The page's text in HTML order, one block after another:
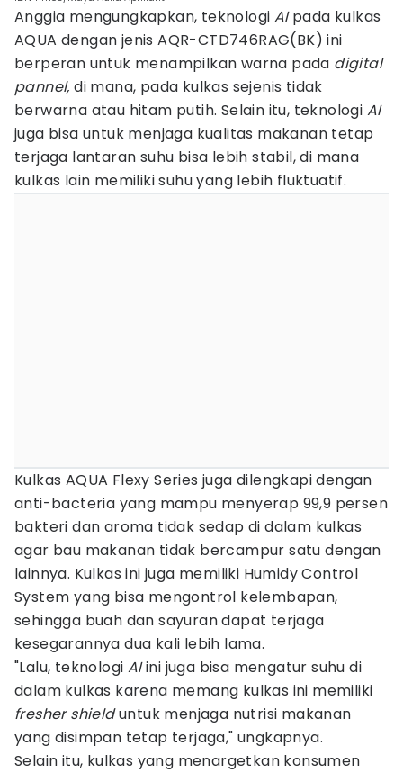
Anggia mengungkapkan, teknologi AIpada kulkas
AQUA dengan jenis AQR-CTD746RAG(BK) ini
berperan untuk menampilkan warna pada digital
pannel, di mana, pada kulkas sejenis tidak
berwarna atau hitam putih. Selain itu, teknologi AI
juga bisa untuk menjaga kualitas makanan tetap
terjaga lantaran suhu bisa lebih stabil, di mana
kulkas lain memiliki suhu yang lebih fluktuatif.
Kulkas AQUA Flexy Series juga dilengkapi dengan
anti-bacteria yang mampu menyerap 99,9 persen
bakteri dan aroma tidak sedap di dalam kulkas
agar bau makanan tidak bercampur satu dengan
lainnya. Kulkas ini juga memiliki Humidy Control
System yang bisa mengontrol kelembapan,
sehingga buah dan sayuran dapat terjaga
kesegarannya dua kali lebih lama.
"Lalu, teknologi AIini juga bisa mengatur suhu di
dalam kulkas karena memang kulkas ini memiliki
fresher shielduntuk menjaga nutrisi makanan
yang disimpan tetap terjaga," ungkapnya.
Selain itu, kulkas yang menargetkan konsumen